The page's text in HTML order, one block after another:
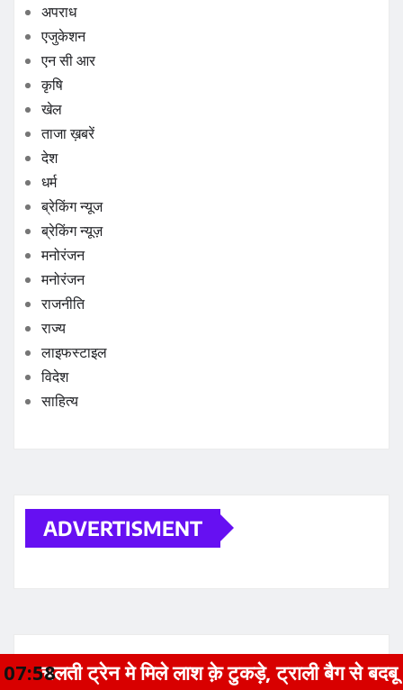
अपराध
एजुकेशन
एन सी आर
कृषि
खेल
ताजा ख़बरें
देश
धर्म
ब्रेकिंग न्यूज
ब्रेकिंग न्यूज़
मनोरंजन
मनोरंजन
राजनीति
राज्य
लाइफस्टाइल
विदेश
साहित्य
ADVERTISMENT
लाश क़े टुकड़े, ट्राली बैग से बदबू आने पर खुला राज़
07:59